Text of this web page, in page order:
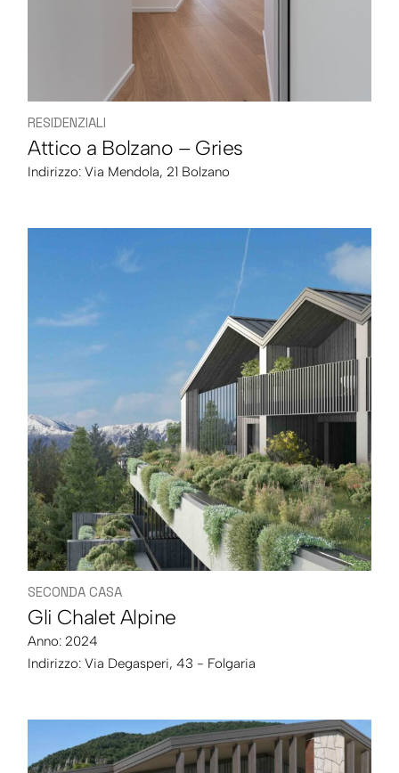
RESIDENZIALI
Attico a Bolzano – Gries
Indirizzo:Via Mendola, 21 Bolzano
SECONDA CASA
Gli Chalet Alpine
Anno: 2024
Indirizzo:Via Degasperi, 43 - Folgaria